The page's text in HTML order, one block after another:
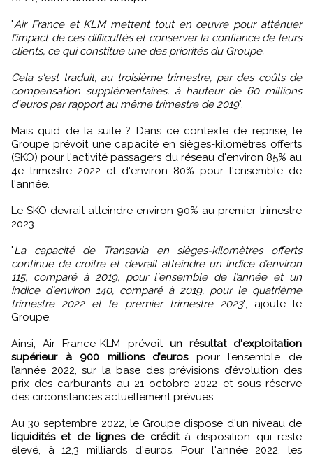
"Air France et KLM mettent tout en œuvre pour atténuer
l’impact de ces difficultés et conserver la confiance de leurs
clients, ce qui constitue une des priorités du Groupe.
Cela s'est traduit, au troisième trimestre, par des coûts de
compensation supplémentaires, à hauteur de 60 millions
d'euros par rapport au même trimestre de 2019".
Mais quid de la suite ? Dans ce contexte de reprise, le
Groupe prévoit une capacité en sièges-kilomètres offerts
(SKO) pour l'activité passagers du réseau d'environ 85% au
4e trimestre 2022 et d'environ 80% pour l'ensemble de
l'année.
Le SKO devrait atteindre environ 90% au premier trimestre
2023.
"La capacité de Transavia en sièges-kilomètres offerts
continue de croître et devrait atteindre un indice d’environ
115, comparé à 2019, pour l'ensemble de l’année et un
indice d'environ 140, comparé à 2019, pour le quatrième
trimestre 2022 et le premier trimestre 2023", ajoute le
Groupe.
Ainsi, Air France-KLM prévoit un résultat d'exploitation
supérieur à 900 millions d’eurospour l’ensemble de
l’année 2022, sur la base des prévisions d’évolution des
prix des carburants au 21 octobre 2022 et sous réserve
des circonstances actuellement prévues.
Au 30 septembre 2022, le Groupe dispose d'un niveau de
liquidités et de lignes de crédità disposition qui reste
élevé, à 12,3 milliards d'euros. Pour l'année 2022, les